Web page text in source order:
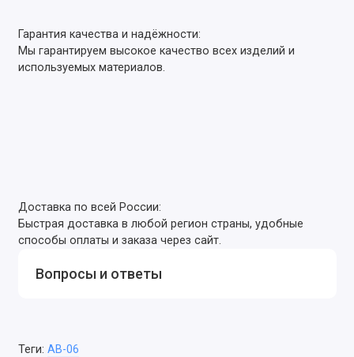
Гарантия качества и надёжности:
Мы гарантируем высокое качество всех изделий и
используемых материалов.
Доставка по всей России:
Быстрая доставка в любой регион страны, удобные
способы оплаты и заказа через сайт.
Вопросы и ответы
Теги: AB-06